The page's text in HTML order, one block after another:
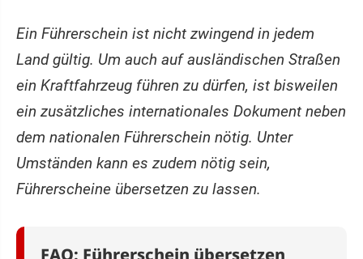
Ein Führerschein ist nicht zwingend in jedem
Land gültig. Um auch auf ausländischen Straßen
ein Kraftfahrzeug führen zu dürfen, ist bisweilen
ein zusätzliches internationales Dokument neben
dem nationalen Führerschein nötig. Unter
Umständen kann es zudem nötig sein,
Führerscheine übersetzen zu lassen.
FAQ: Führerschein übersetzen